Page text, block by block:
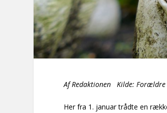
Af Redaktionen Kilde: Forældre
Her fra 1. januar trådte en